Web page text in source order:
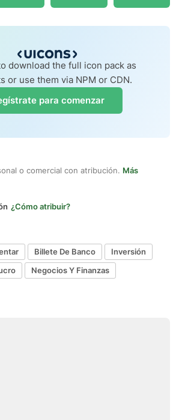
download the full icon pack as
or use them via NPM or CDN.
para comenzar
o comercial con atribución. Más
¿Cómo atribuir?
Billete De Banco
Inversión
Negocios Y Finanzas